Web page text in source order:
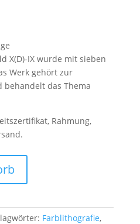
X(D)-IX wurde mit sieben
Werk gehört zur
behandelt das Thema
Rahmung,
Farblithografie,